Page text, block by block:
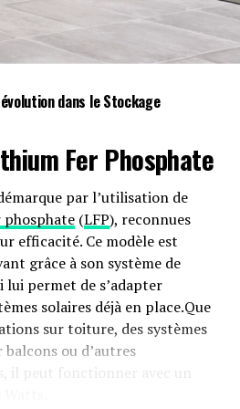
VirtualFriend ‍sont ⁢l’absence
d’une méthode intuitive
en ​ligne et les télécharger sur​
de fichiers de VF
avec‍ la ‌plupart des
a pas vraiment de raison de
marquant
coïncide avec le 29e
Cette‌ plateforme de jeu
sur son‌ temps et, bien⁢ qu’elle
en 1995, elle est aujourd’hui
dans le Stockage
Fer Phosphate
par l’utilisation de
(LFP), reconnues
efficacité. Ce modèle est
grâce à son système de
permet de s’adapter
solaires déjà en place.Que
sur toiture, des systèmes
ou d’autres
il peut fonctionner avec un